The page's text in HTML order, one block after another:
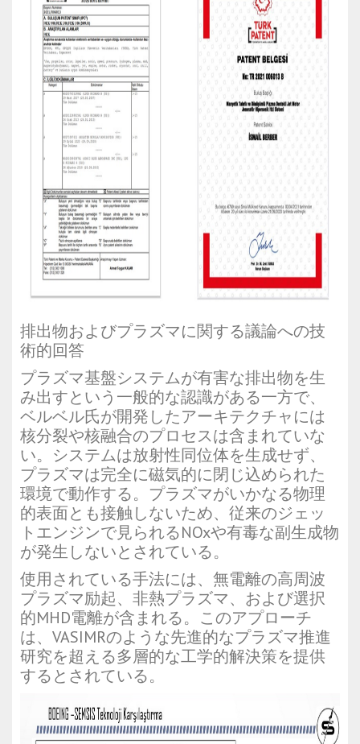
排出物およびプラズマに関する議論への技
術的回答
プラズマ基盤システムが有害な排出物を生
み出すという一般的な認識がある一方で、
ベルベル氏が開発したアーキテクチャには
核分裂や核融合のプロセスは含まれていな
い。システムは放射性同位体を生成せず、
プラズマは完全に磁気的に閉じ込められた
環境で動作する。プラズマがいかなる物理
的表面とも接触しないため、従来のジェッ
トエンジンで見られるNOxや有毒な副生成物
が発生しないとされている。
使用されている手法には、無電離の高周波
プラズマ励起、非熱プラズマ、および選択
的MHD電離が含まれる。このアプローチ
は、VASIMRのような先進的なプラズマ推進
研究を超える多層的な工学的解決策を提供
するとされている。